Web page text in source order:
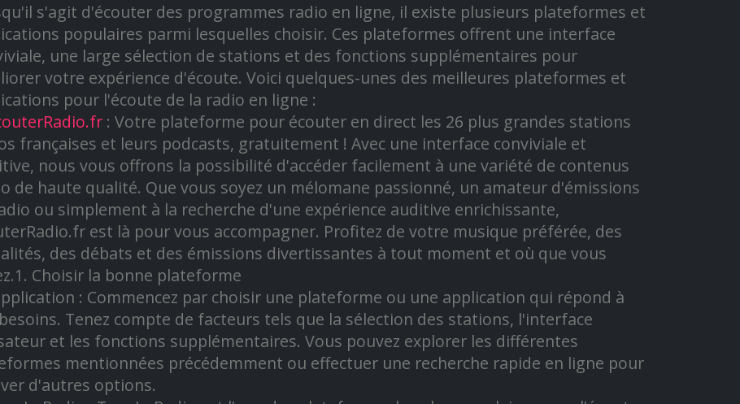
s'agit d'écouter des programmes radio en ligne, il existe plusieurs plateformes et
populaires parmi lesquelles choisir. Ces plateformes offrent une interface
une large sélection de stations et des fonctions supplémentaires pour
votre expérience d'écoute. Voici quelques-unes des meilleures plateformes et
pour l'écoute de la radio en ligne :
: Votre plateforme pour écouter en direct les 26 plus grandes stations
françaises et leurs podcasts, gratuitement ! Avec une interface conviviale et
nous vous offrons la possibilité d'accéder facilement à une variété de contenus
de haute qualité. Que vous soyez un mélomane passionné, un amateur d'émissions
ou simplement à la recherche d'une expérience auditive enrichissante,
est là pour vous accompagner. Profitez de votre musique préférée, des
des débats et des émissions divertissantes à tout moment et où que vous
Choisir la bonne plateforme
: Commencez par choisir une plateforme ou une application qui répond à
Tenez compte de facteurs tels que la sélection des stations, l'interface
et les fonctions supplémentaires. Vous pouvez explorer les différentes
mentionnées précédemment ou effectuer une recherche rapide en ligne pour
d'autres options.